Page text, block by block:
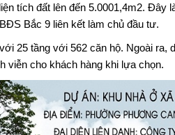
tích đất lên đến 5.0001,4m2.
Bắc 9 liên kết làm chủ đầu tư.
25 tầng với 562 căn hộ. Ngoài ra,
viễn cho khách hàng khi lựa chọn.